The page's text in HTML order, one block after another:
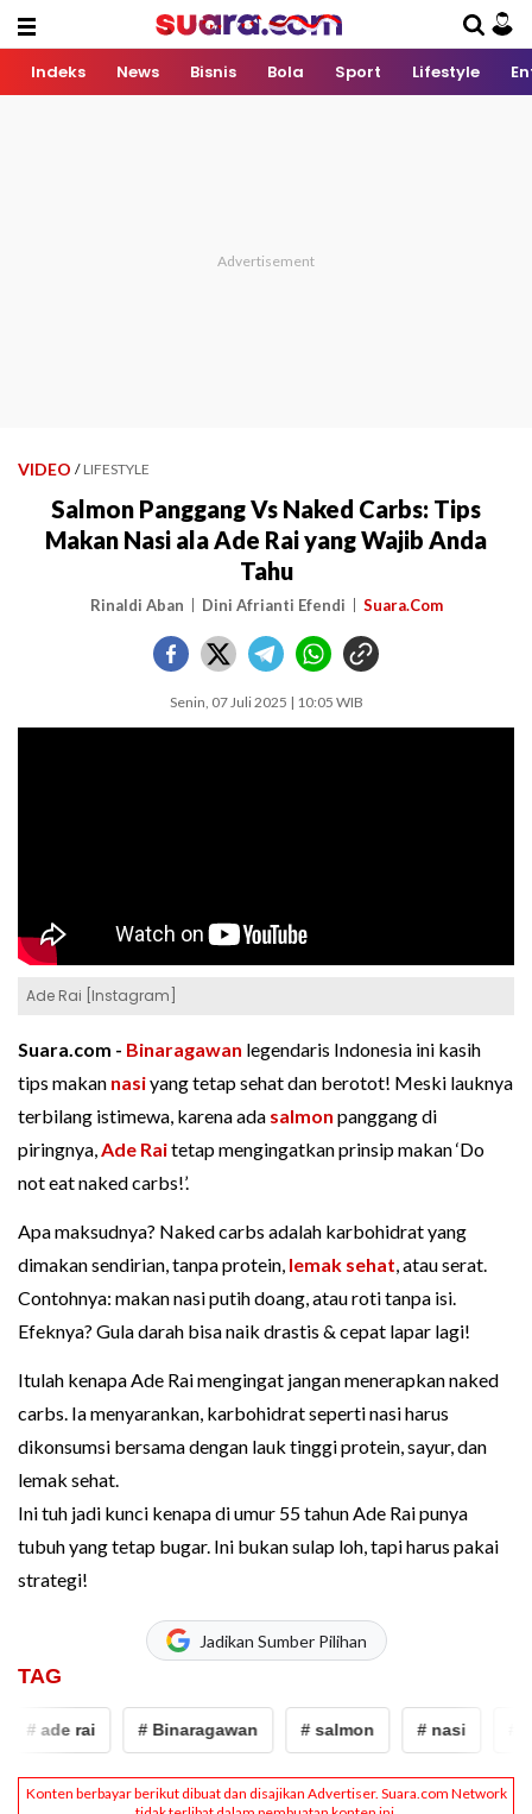
Indeks News Bisnis Bola Sport Lifestyle
VIDEO / LIFESTYLE
Salmon Panggang Vs Naked Carbs: Tips
Makan Nasi ala Ade Rai yang Wajib Anda
Tahu
Rinaldi Aban Dini Afrianti Efendi Suara.Com
Senin, 07 Juli 2025 | 10:05 WIB
Ade Rai [Instagram]
Suara.com - Binaragawan legendaris Indonesia ini kasih
tips makan nasiyang tetap sehat dan berotot! Meski lauknya
terbilang istimewa, karena ada salmon panggang di
piringnya,Ade Raitetap mengingatkan prinsip makan ‘Do
not eat naked carbs!’.
Apa maksudnya? Naked carbs adalah karbohidrat yang
dimakan sendirian, tanpa protein, lemak sehat, atau serat.
Contohnya: makan nasi putih doang, atau roti tanpa isi.
Efeknya? Gula darah bisa naik drastis & cepat lapar lagi!
Itulah kenapa Ade Rai mengingat jangan menerapkan naked
carbs. Ia menyarankan, karbohidrat seperti nasi harus
dikonsumsi bersama dengan lauk tinggi protein, sayur, dan
lemak sehat.
Ini tuh jadi kunci kenapa di umur 55 tahun Ade Rai punya
tubuh yang tetap bugar. Ini bukan sulap loh, tapi harus pakai
strategi!
Jadikan Sumber Pilihan
TAG
# ade rai # Binaragawan # salmon # nasi